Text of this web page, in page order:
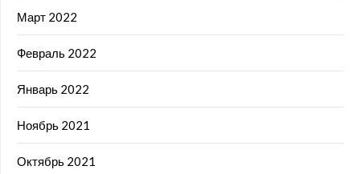
Март 2022
Февраль 2022
Январь 2022
Ноябрь 2021
Октябрь 2021